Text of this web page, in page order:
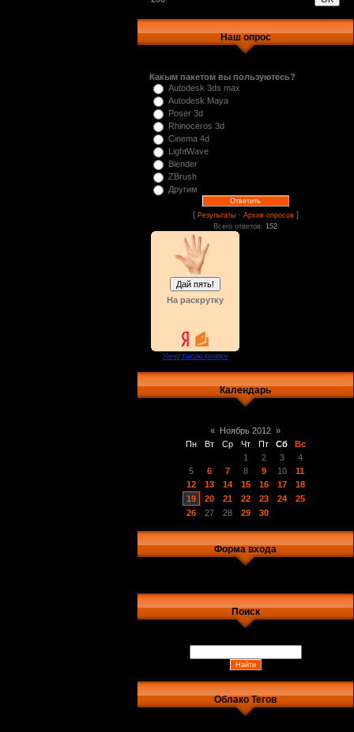
Наш опрос
Какым пакетом вы пользуютесь?
Autodesk 3ds max
Autodesk Maya
Poser 3d
Rhinoceros 3d
Cinema 4d
LightWave
Blender
ZBrush
Другим
[ Результаты· Архив опросов]
Всего ответов: 152
На раскрутку
Календарь
« Ноябрь 2012 »
Пн
Вт Ср Чт Пт Сб
Вс
1
2 3
4
5
6 7 8 9 10
11
12
13 14 15 16 17
18
19
20 21 22 23 24
25
26
27 28 29 30
Форма входа
Поиск
Облако Тегов